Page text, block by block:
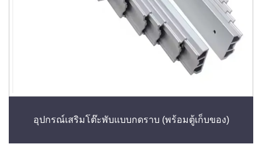
อุปกรณ์เสริมโต๊ะพับแบบกดราบ (พร้อมตู้เก็บของ)